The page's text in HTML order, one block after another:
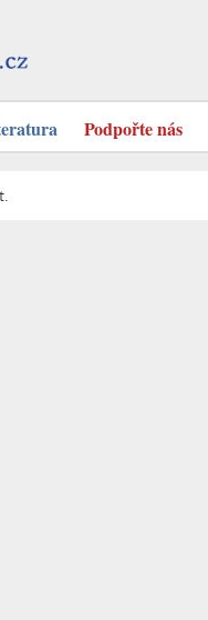
Podpořte nás